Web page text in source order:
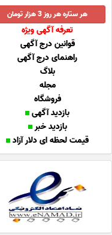
هر ستاره هر روز 3 هزار تومان
تعرفه آگهی ویژه
قوانین درج آگهی
راهنمای درج آگهی
بلاگ
مجله
فروشگاه
بازدید آگهی
بازدید خبر
قیمت لحظه ای دلار آزاد